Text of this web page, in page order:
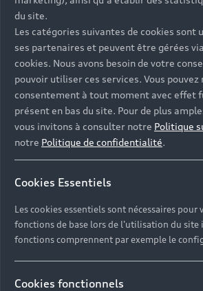
Découvrez également toutes nos
partir de 19€/mois
Les réponses
questions
Découvrez les réponses à vos
immédiatement disponibles
du site.
Les catégories suivantes de cookies sont
ses partenaires et peuvent être gérées
cookies. Nous avons besoin de votre
pouvoir utiliser ces services. Vous pouvez
consentement à tout moment avec effet
présent en bas du site. Pour de plus
vous invitons à consulter notre Politique
notre Politique de confidentialité.
Cookies Essentiels
Les cookies essentiels sont nécessaires pour
fonctions de base lors de l'utilisation du site
fonctions comprennent par exemple le
Cookies fonctionnels